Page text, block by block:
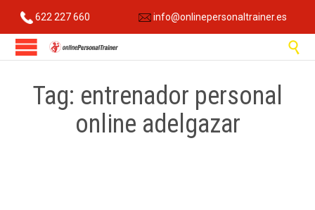
622 227 660 info@onlinepersonaltrainer.es

Tag: entrenador personal
online adelgazar